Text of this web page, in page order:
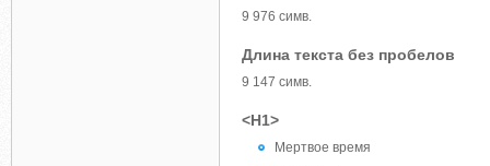
9 976 симв.
Длина текста без пробелов
9 147 симв.
<H1>
Мертвое время